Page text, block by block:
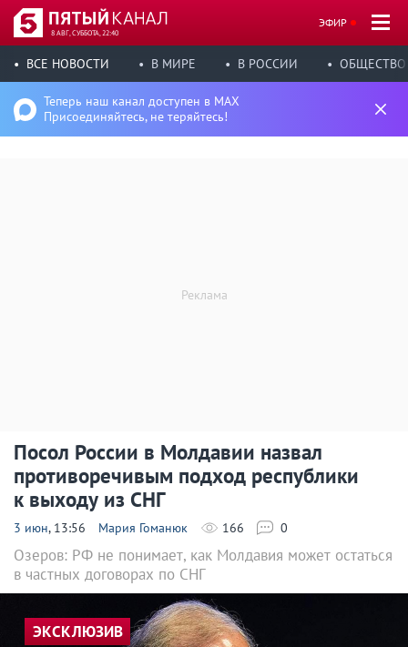
8 АВГ, СУББОТА, 22:40
ЭФИР
ВСЕ НОВОСТИ В МИРЕ В РОССИИ ОБЩЕСТВО
Теперь наш канал доступен в MAX
Присоединяйтесь, не теряйтесь!
Посол России в Молдавии назвал
противоречивым подход республики
к выходу из СНГ
3 июн, 13:56 Мария Гоманюк 166 0
Озеров: РФ не понимает, как Молдавия может остаться
в частных договорах по СНГ
ЭКСКЛЮЗИВ